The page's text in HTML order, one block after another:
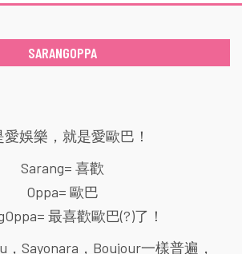
SARANGOPPA
愛娛樂，就是愛歐巴！
Sarang= 喜歡
Oppa= 歐巴
最喜歡歐巴(?)了！
，Sayonara，Boujour一樣普遍，